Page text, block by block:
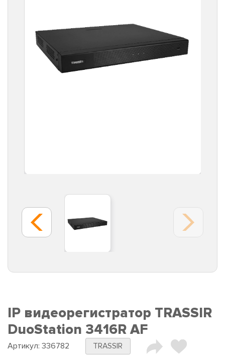
IP видеорегистратор TRASSIR
DuoStation 3416R AF
Артикул: 336782 TRASSIR